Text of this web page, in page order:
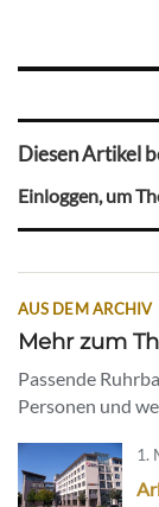
Diesen Artikel
Einloggen, um
AUS DEM ARCHIV
Mehr zum
Passende
Personen und
1.